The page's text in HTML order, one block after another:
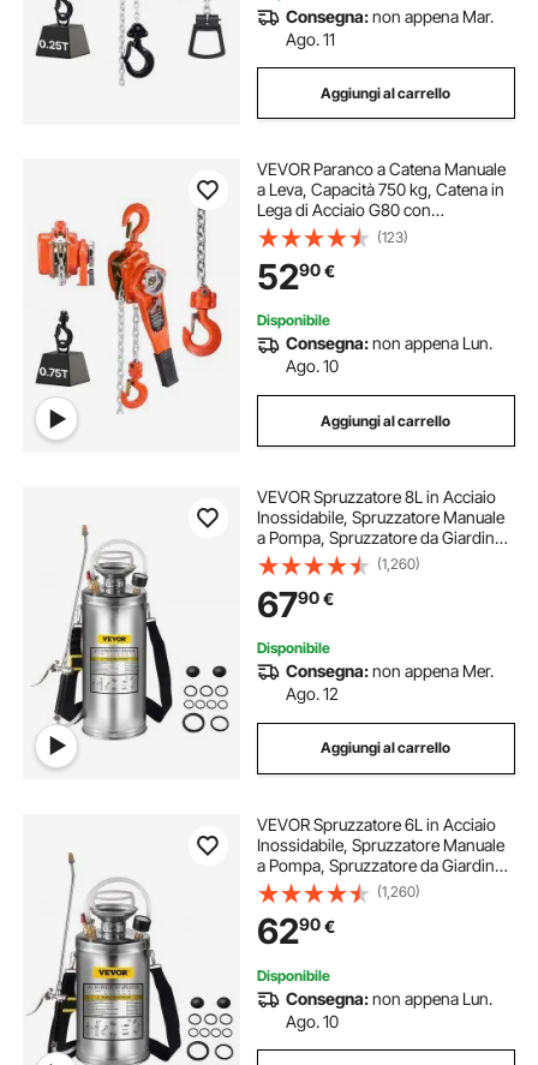
Consegna:non appena Mar.
Ago. 11
Aggiungi al carrello
VEVOR Paranco a Catena Manuale
a Leva, Capacità 750 kg, Catena in
Lega di Acciaio G80 con
Sollevamento di 6 m e Freno
Meccanico a Doppio Nottolino,
Ganci Rotanti, per Magazzino
Garage
(123)
5290€
Disponibile
Consegna:non appena Lun.
Ago. 10
Aggiungi al carrello
VEVOR Spruzzatore 8L in Acciaio
Inossidabile, Spruzzatore Manuale
a Pompa, Spruzzatore da Giardino
Rinforzato a Pressione da 3,3
Pollici, Spruzzatore per
Giardinaggio Domestico e Pulizia
del Terreno
(1,260)
6790€
Disponibile
Consegna:non appena Mer.
Ago. 12
Aggiungi al carrello
VEVOR Spruzzatore 6L in Acciaio
Inossidabile, Spruzzatore Manuale
a Pompa, Spruzzatore da Giardino
Rinforzato a Pressione da 3,3
Pollici, Spruzzatore per
Giardinaggio Domestico e Pulizia
del Terreno
(1,260)
6290€
Disponibile
Consegna:non appena Lun.
Ago. 10